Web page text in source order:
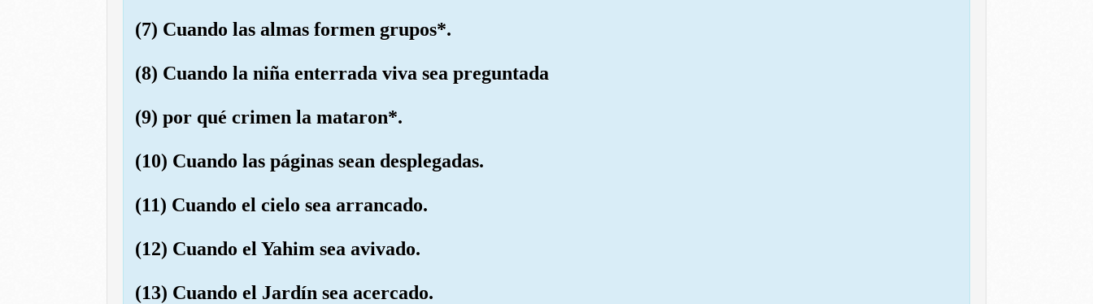
(7) Cuando las almas formen grupos*.
(8) Cuando la niña enterrada viva sea preguntada
(9) por qué crimen la mataron*.
(10) Cuando las páginas sean desplegadas.
(11) Cuando el cielo sea arrancado.
(12) Cuando el Yahim sea avivado.
(13) Cuando el Jardín sea acercado.